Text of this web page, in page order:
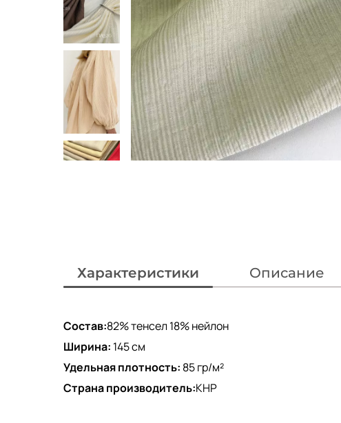
Характеристики Описание
Состав:82% тенсел 18% нейлон
Ширина: 145 см
Удельная плотность: 85 гр/м²
Страна производитель:КНР